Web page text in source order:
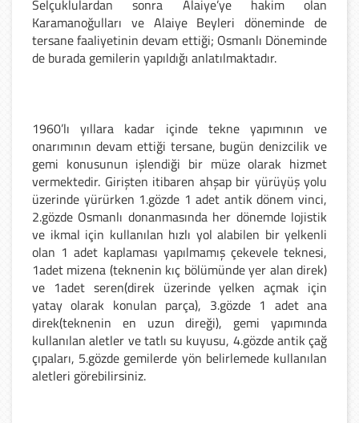
Selçuklulardan sonra Alaiye’ye hakim olan
Karamanoğulları ve Alaiye Beyleri döneminde de
tersane faaliyetinin devam ettiği; Osmanlı Döneminde
de burada gemilerin yapıldığı anlatılmaktadır.
1960’lı yıllara kadar içinde tekne yapımının ve
onarımının devam ettiği tersane, bugün denizcilik ve
gemi konusunun işlendiği bir müze olarak hizmet
vermektedir. Girişten itibaren ahşap bir yürüyüş yolu
üzerinde yürürken 1.gözde 1 adet antik dönem vinci,
2.gözde Osmanlı donanmasında her dönemde lojistik
ve ikmal için kullanılan hızlı yol alabilen bir yelkenli
olan 1 adet kaplaması yapılmamış çekevele teknesi,
1adet mizena (teknenin kıç bölümünde yer alan direk)
ve 1adet seren(direk üzerinde yelken açmak için
yatay olarak konulan parça), 3.gözde 1 adet ana
direk(teknenin en uzun direği), gemi yapımında
kullanılan aletler ve tatlı su kuyusu, 4.gözde antik çağ
çıpaları, 5.gözde gemilerde yön belirlemede kullanılan
aletleri görebilirsiniz.